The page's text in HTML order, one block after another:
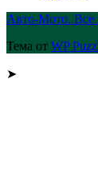
Авто-Мото. Все
Тема от WP
➤